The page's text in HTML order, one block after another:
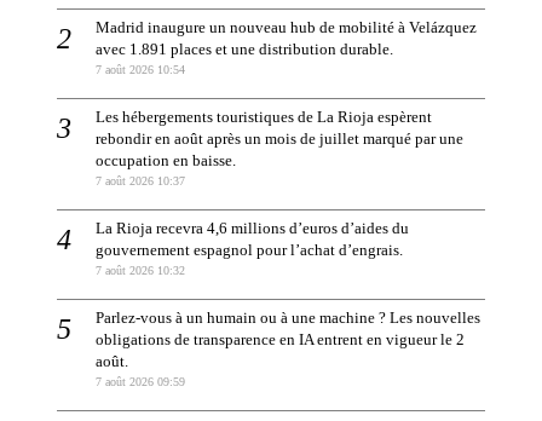
Madrid inaugure un nouveau hub de mobilité à Velázquez
avec 1.891 places et une distribution durable.
7 août 2026 10:54
Les hébergements touristiques de La Rioja espèrent
rebondir en août après un mois de juillet marqué par une
occupation en baisse.
7 août 2026 10:37
La Rioja recevra 4,6 millions d’euros d’aides du
gouvernement espagnol pour l’achat d’engrais.
7 août 2026 10:32
Parlez-vous à un humain ou à une machine ? Les nouvelles
obligations de transparence en IA entrent en vigueur le 2
août.
7 août 2026 09:59